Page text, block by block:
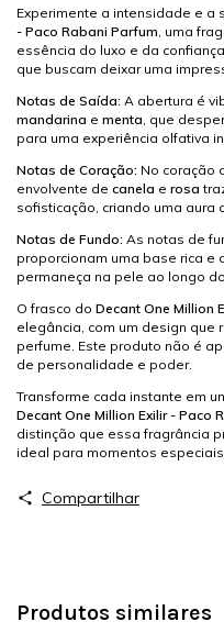
Experimente a intensidade e a
- Paco Rabani Parfum , uma
essência do luxo e da
que buscam deixar uma
Notas de Saída: A abertura é
mandarina e menta , que
para uma experiência olfativa
Notas de Coração: No coração
envolvente de canela e rosa
sofisticação, criando uma aura
Notas de Fundo: As notas de
proporcionam uma base rica e
permaneça na pele ao longo
O frasco do Decant One Million
elegância, com um design
perfume. Este produto não é
de personalidade e poder.
Transforme cada instante em
Decant One Million Exilir - Paco
distinção que essa fragrância
ideal para momentos
Compartilhar
Produtos similares